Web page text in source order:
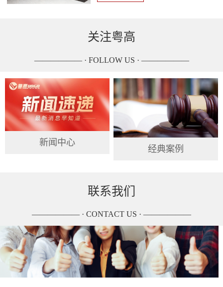
关注粤高
—————— · FOLLOW US · ——————
新闻中心
经典案例
联系我们
—————— · CONTACT US · ——————